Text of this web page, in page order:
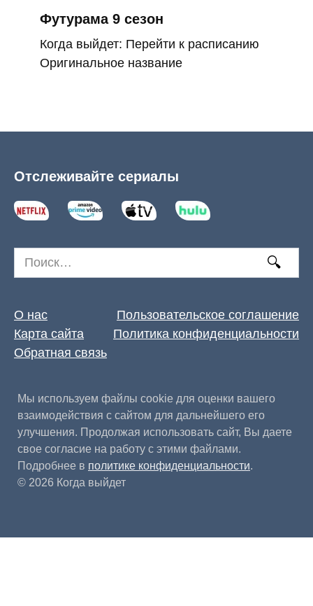
Футурама 9 сезон
Когда выйдет: Перейти к расписанию
Оригинальное название
Отслеживайте сериалы
Search
for:
О нас
Пользовательское соглашение
Карта сайта
Политика конфиденциальности
Обратная связь
Мы используем файлы cookie для оценки вашего
взаимодействия с сайтом для дальнейшего его
улучшения. Продолжая использовать сайт, Вы даете
свое согласие на работу с этими файлами.
Подробнее в политике конфиденциальности.
© 2026 Когда выйдет